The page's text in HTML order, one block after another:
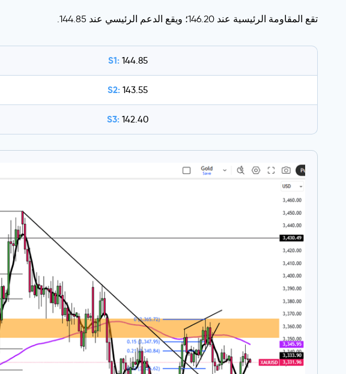
تقع المقاومة الرئيسية عند 146.20؛ ويقع الدعم الرئيسي عند 144.85.
S1: 144.85
S2: 143.55
S3: 142.40